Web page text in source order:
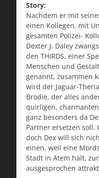
Story:
Nachdem er mit
einen Kollegen, mit
gesamten Polizei-
Dexter J. Daley
den THIRDS, einer
Menschen und
genannt, zusammen
wird der Jaguar-
Brodie, der alles
quirligen,
ganz besonders da
Partner ersetzen soll.
doch Dex will sich
einen, weil eine
Stadt in Atem hält,
ausgesprochen